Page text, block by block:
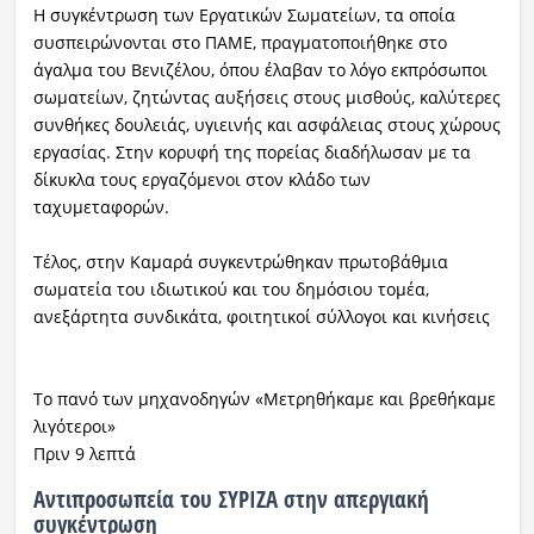
Η συγκέντρωση των Εργατικών Σωματείων, τα οποία
συσπειρώνονται στο ΠΑΜΕ, πραγματοποιήθηκε στο
άγαλμα του Βενιζέλου, όπου έλαβαν το λόγο εκπρόσωποι
σωματείων, ζητώντας αυξήσεις στους μισθούς, καλύτερες
συνθήκες δουλειάς, υγιεινής και ασφάλειας στους χώρους
εργασίας. Στην κορυφή της πορείας διαδήλωσαν με τα
δίκυκλα τους εργαζόμενοι στον κλάδο των
ταχυμεταφορών.
Τέλος, στην Καμαρά συγκεντρώθηκαν πρωτοβάθμια
σωματεία του ιδιωτικού και του δημόσιου τομέα,
ανεξάρτητα συνδικάτα, φοιτητικοί σύλλογοι και κινήσεις
Το πανό των μηχανοδηγών «Μετρηθήκαμε και βρεθήκαμε
λιγότεροι»
Πριν 9 λεπτά
Αντιπροσωπεία του ΣΥΡΙΖΑ στην απεργιακή
συγκέντρωση